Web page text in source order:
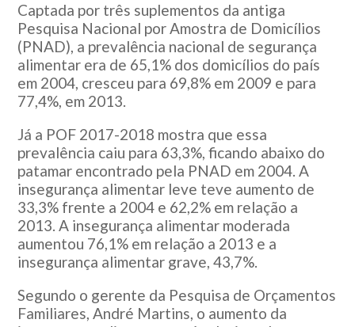
Captada por três suplementos da antiga
Pesquisa Nacional por Amostra de Domicílios
(PNAD), a prevalência nacional de segurança
alimentar era de 65,1% dos domicílios do país
em 2004, cresceu para 69,8% em 2009 e para
77,4%, em 2013.
Já a POF 2017-2018 mostra que essa
prevalência caiu para 63,3%, ficando abaixo do
patamar encontrado pela PNAD em 2004. A
insegurança alimentar leve teve aumento de
33,3% frente a 2004 e 62,2% em relação a
2013. A insegurança alimentar moderada
aumentou 76,1% em relação a 2013 e a
insegurança alimentar grave, 43,7%.
Segundo o gerente da Pesquisa de Orçamentos
Familiares, André Martins, o aumento da